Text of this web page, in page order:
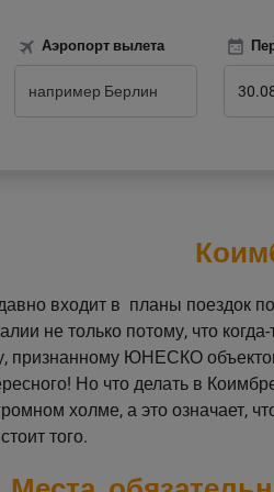
Аэропорт вылета
входит в планы поездок
не только потому, что
признанному ЮНЕСКО
Но что делать в
холме, а это означает,
того.